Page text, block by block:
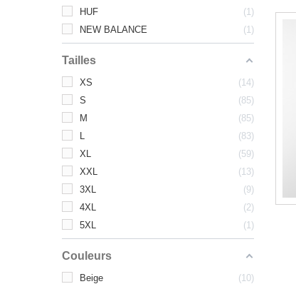
HUF
1
NEW BALANCE
1
Tailles
XS
14
S
85
M
85
L
83
XL
59
XXL
13
3XL
9
4XL
2
5XL
1
Couleurs
Beige
10